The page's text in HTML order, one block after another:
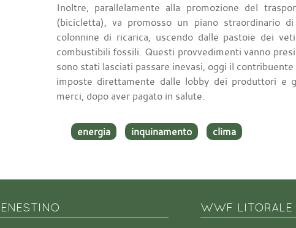
Inoltre, parallelamente alla promozione del
(bicicletta), va promosso un piano straordinario
colonnine di ricarica, uscendo dalle pastoie dei
combustibili fossili. Questi provvedimenti vanno
sono stati lasciati passare inevasi, oggi il
imposte direttamente dalle lobby dei produttori e
merci, dopo aver pagato in salute.
energia inquinamento clima
WWF LITORALE